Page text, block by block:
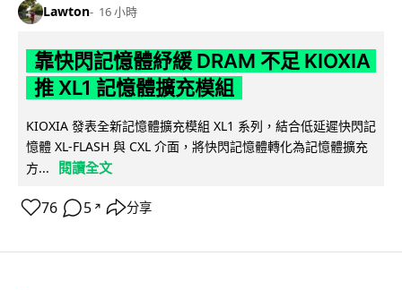
Lawton 16 小時
靠快閃記憶體紓緩 DRAM 不足 KIOXIA
推 XL1 記憶體擴充模組
KIOXIA 發表全新記憶體擴充模組 XL1 系列，結合低延遲快閃記
憶體 XL-FLASH 與 CXL 介面，將快閃記憶體轉化為記憶體擴充
方...
閱讀全文
76 5 ↗ 分享